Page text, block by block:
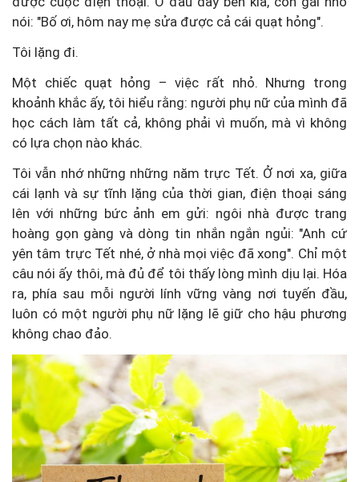
nói: "Bố ơi, hôm nay mẹ sửa được cả cái quạt hỏng".
Tôi lặng đi.
Một chiếc quạt hỏng – việc rất nhỏ. Nhưng trong
khoảnh khắc ấy, tôi hiểu rằng: người phụ nữ của mình đã
học cách làm tất cả, không phải vì muốn, mà vì không
có lựa chọn nào khác.
Tôi vẫn nhớ những những năm trực Tết. Ở nơi xa, giữa
cái lạnh và sự tĩnh lặng của thời gian, điện thoại sáng
lên với những bức ảnh em gửi: ngôi nhà được trang
hoàng gọn gàng và dòng tin nhắn ngắn ngủi: "Anh cứ
yên tâm trực Tết nhé, ở nhà mọi việc đã xong". Chỉ một
câu nói ấy thôi, mà đủ để tôi thấy lòng mình dịu lại. Hóa
ra, phía sau mỗi người lính vững vàng nơi tuyến đầu,
luôn có một người phụ nữ lặng lẽ giữ cho hậu phương
không chao đảo.